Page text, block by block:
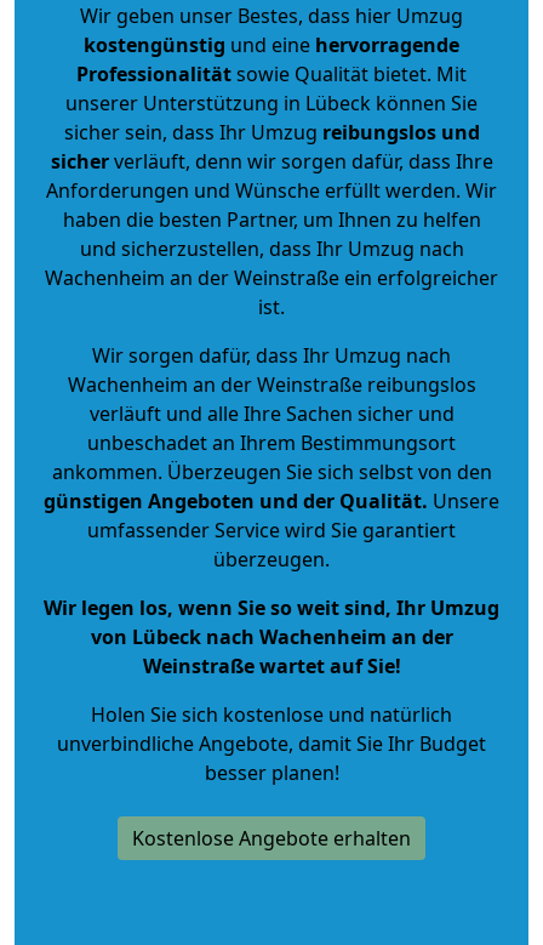
Wir geben unser Bestes, dass hier Umzug
kostengünstig und eine hervorragende
Professionalitätsowie Qualität bietet. Mit
unserer Unterstützung in Lübeck können Sie
sicher sein, dass Ihr Umzug reibungslos und
sicherverläuft, denn wir sorgen dafür, dass Ihre
Anforderungen und Wünsche erfüllt werden. Wir
haben die besten Partner, um Ihnen zu helfen
und sicherzustellen, dass Ihr Umzug nach
Wachenheim an der Weinstraße ein erfolgreicher
ist.
Wir sorgen dafür, dass Ihr Umzug nach
Wachenheim an der Weinstraße reibungslos
verläuft und alle Ihre Sachen sicher und
unbeschadet an Ihrem Bestimmungsort
ankommen. Überzeugen Sie sich selbst von den
günstigen Angeboten und der Qualität. Unsere
umfassender Service wird Sie garantiert
überzeugen.
Wir legen los, wenn Sie so weit sind, Ihr Umzug
von Lübeck nach Wachenheim an der
Weinstraße wartet auf Sie!
Holen Sie sich kostenlose und natürlich
unverbindliche Angebote, damit Sie Ihr Budget
besser planen!
Kostenlose Angebote erhalten